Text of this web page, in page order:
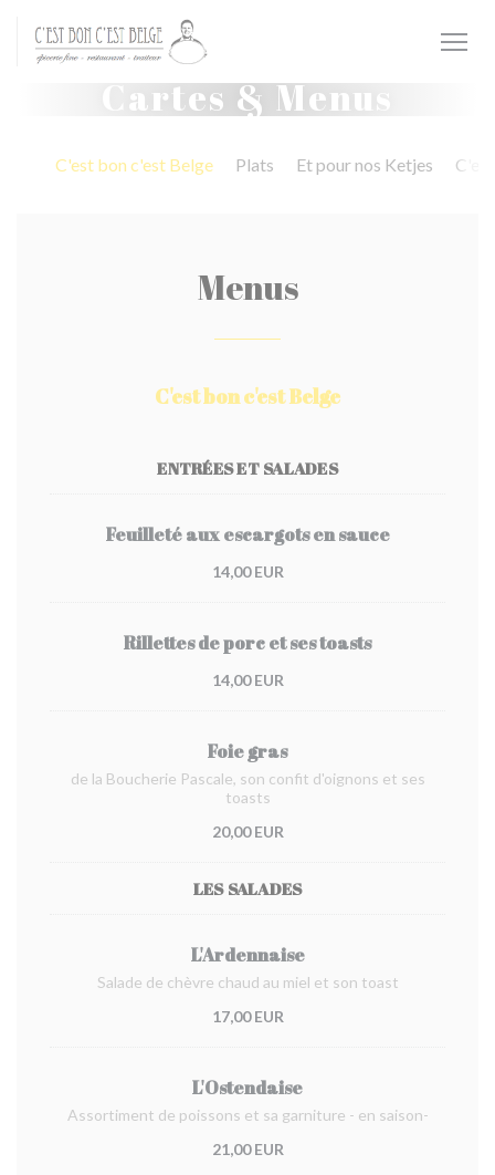
Personnalisation de vos choix en matière de cookies
Cartes & Menus
C'est bon c'est Belge Plats Et pour nos Ketjes
Menus
C'est bon c'est Belge
ENTRÉES ET SALADES
Feuilleté aux escargots en sauce
14,00 EUR
Rillettes de porc et ses toasts
14,00 EUR
Foie gras
de la Boucherie Pascale, son confit d'oignons et ses
toasts
20,00 EUR
LES SALADES
L'Ardennaise
Salade de chèvre chaud au miel et son toast
17,00 EUR
L'Ostendaise
Assortiment de poissons et sa garniture - en saison-
21,00 EUR